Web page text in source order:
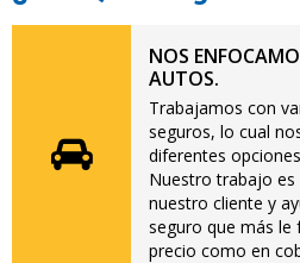
NOS
AUTOS.
Trabajamos con
seguros, lo cual
diferentes
Nuestro trabajo es
nuestro cliente y
seguro que más le
precio como en